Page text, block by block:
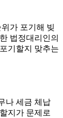
가 포기해 빚
법정대리인의
기할지 맞추는
나 세금 체납
지가 문제로